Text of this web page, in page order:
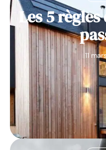
Les 5
11